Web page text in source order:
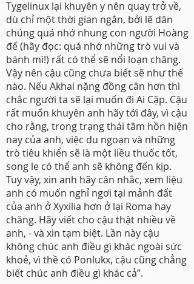
Tygelinux lại khuyên y nên quay trở về,
dù chỉ một thời gian ngắn, bởi lẽ dân
chúng quá nhớ nhung con người Hoàng
đế (hãy đọc: quá nhớ những trò vui và
bánh mì!) rất có thể sẽ nổi loạn chăng.
Vậy nên cậu cũng chưa biết sẽ như thế
nào. Nếu Akhai nặng đồng cân hơn thì
chắc người ta sẽ lại muốn đi Ai Cập. Cậu
rất muốn khuyên anh hãy tới đây, vì cậu
cho rằng, trong trạng thái tâm hồn hiện
nay của anh, việc du ngoạn và những
trò tiêu khiển sẽ là một liều thuốc tốt,
song le có thể anh sẽ không đến kịp.
Tuy vậy, xin anh hãy cân nhắc, xem liệu
anh có muốn nghỉ ngơi tại mảnh đất
của anh ở Xyxilia hơn ở lại Roma hay
chăng. Hãy viết cho cậu thật nhiều về
anh, - và xin tạm biệt. Lần này cậu
không chúc anh điều gì khác ngoài sức
khoẻ, vì thề có Ponlukx, cậu cũng chẳng
biết chúc anh điều gì khác cả”.